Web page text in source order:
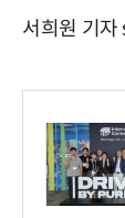
서희원 기